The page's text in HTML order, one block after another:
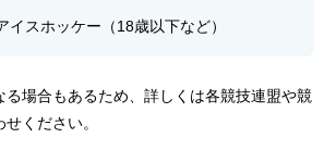
イスホッケー（18歳以下など）
場合もあるため、詳しくは各競技連盟や競
ください。